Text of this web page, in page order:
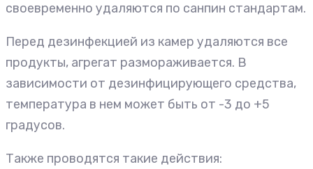
своевременно удаляются по санпин стандартам.
Перед дезинфекцией из камер удаляются все
продукты, агрегат размораживается. В
зависимости от дезинфицирующего средства,
температура в нем может быть от -3 до +5
градусов.
Также проводятся такие действия: